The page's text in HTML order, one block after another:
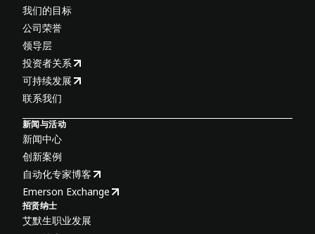
我们的目标
公司荣誉
领导层
投资者关系
可持续发展
联系我们
新闻与活动
新闻中心
创新案例
自动化专家博客
Emerson Exchange
招贤纳士
艾默生职业发展